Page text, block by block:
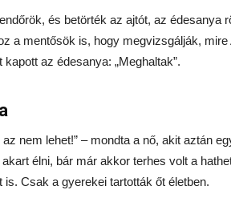
és betörték az ajtót, az édesanya
a mentősök is, hogy megvizsgálják,
az édesanya: „Meghaltak”.
nem lehet!” – mondta a nő, akit aztán
élni, bár már akkor terhes volt a
is. Csak a gyerekei tartották őt életben.